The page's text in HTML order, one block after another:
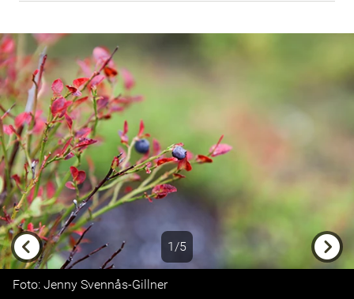
1/5
Previous
Foto: Jenny Svennås-Gillner